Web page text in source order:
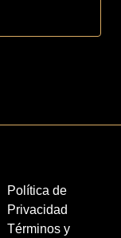
Política de
Privacidad
Términos y